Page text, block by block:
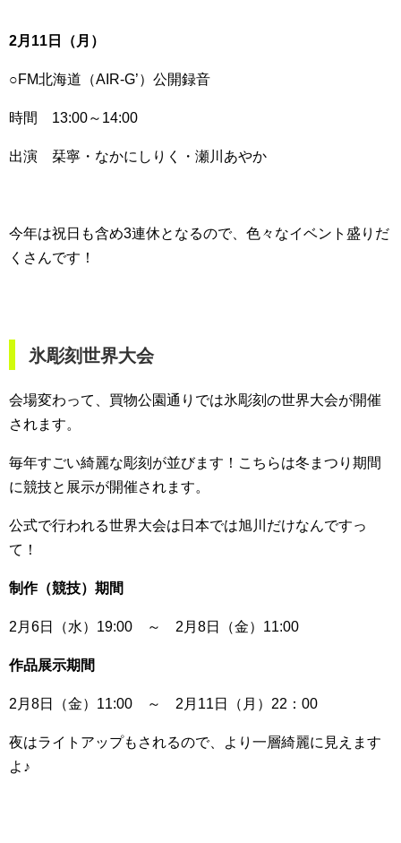
2月11日（月）
○FM北海道（AIR-G’）公開録音
時間 13:00～14:00
出演 栞寧・なかにしりく・瀬川あやか
今年は祝日も含め3連休となるので、色々なイベント盛りだ
くさんです！
氷彫刻世界大会
会場変わって、買物公園通りでは氷彫刻の世界大会が開催
されます。
毎年すごい綺麗な彫刻が並びます！こちらは冬まつり期間
に競技と展示が開催されます。
公式で行われる世界大会は日本では旭川だけなんですっ
て！
制作（競技）期間
2月6日（水）19:00 ～ 2月8日（金）11:00
作品展示期間
2月8日（金）11:00 ～ 2月11日（月）22：00
夜はライトアップもされるので、より一層綺麗に見えます
よ♪